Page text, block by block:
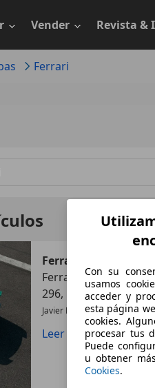
Vender Revista &
Con su
usamos
acceder y
esta página
cookies.
procesar tus
Puede
u obtener
Cookies.
Ferrari
Ferrari 296
Ferrari sorprende a
296, pero este ahora
Javier Montoro · 30/04/2025 ·
Leer más